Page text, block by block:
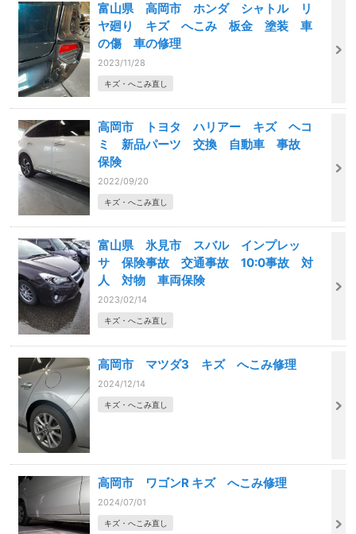
富山県 高岡市 ホンダ シャトル リ
ヤ廻り キズ へこみ 板金 塗装 車
の傷 車の修理
2023/11/28
キズ・へこみ直し
高岡市 トヨタ ハリアー キズ ヘコ
ミ 新品パーツ 交換 自動車 事故
保険
2022/09/20
キズ・へこみ直し
富山県 氷見市 スバル インプレッ
サ 保険事故 交通事故 10:0事故 対
人 対物 車両保険
2023/02/14
キズ・へこみ直し
高岡市 マツダ3 キズ へこみ修理
2024/12/14
キズ・へこみ直し
高岡市 ワゴンR キズ へこみ修理
2024/07/01
キズ・へこみ直し